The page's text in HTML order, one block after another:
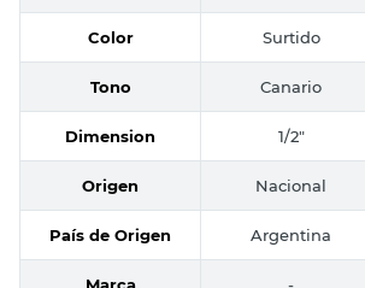
Color Surtido
Tono Canario
Dimension 1/2"
Origen Nacional
País de Origen Argentina
Marca -